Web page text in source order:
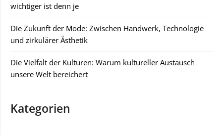
wichtiger ist denn je
Die Zukunft der Mode: Zwischen Handwerk, Technologie
und zirkulärer Ästhetik
Die Vielfalt der Kulturen: Warum kultureller Austausch
unsere Welt bereichert
Kategorien